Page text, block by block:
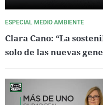
ESPECIAL MEDIO AMBIENTE
Clara Cano: “La
solo de las nuevas